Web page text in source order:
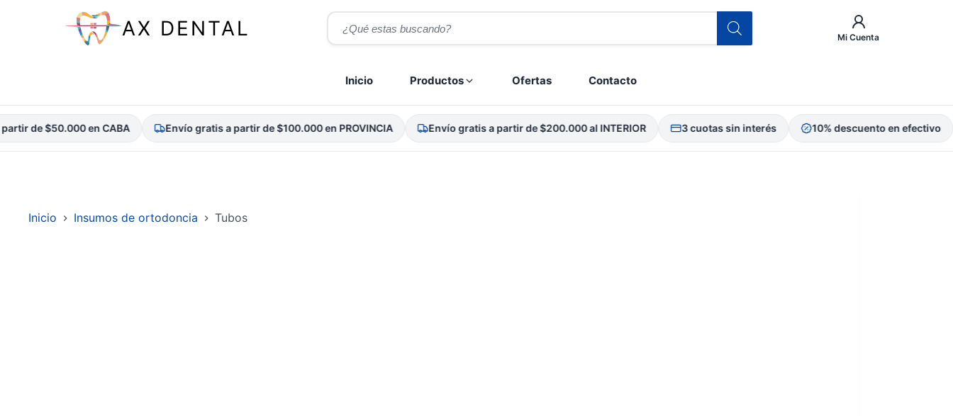
AX DENTAL
Búsqueda
productos
Mi Cuenta
Inicio Productos Ofertas Contacto
de $50.000 en CABA Envío gratis a partir de $100.000 en PROVINCIA Envío gratis a partir de $200.000 al INTERIOR 3 cuotas sin interés 10% descuento en efectivo
Inicio
Insumos de ortodoncia Tubos